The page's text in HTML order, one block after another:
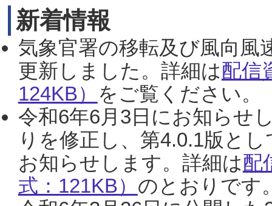
新着情報
気象官署の移転及び風向風
更新しました。詳細は配信
124KB） をご覧ください。
令和6年6月3日にお知らせ
りを修正し、第4.0.1版と
お知らせします。詳細は配
式：121KB） のとおりです